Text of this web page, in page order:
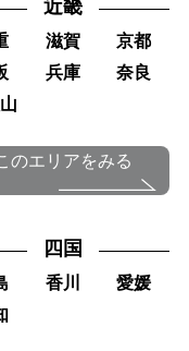
近畿
滋賀
京都
兵庫
奈良
のエリアをみる
四国
香川
愛媛